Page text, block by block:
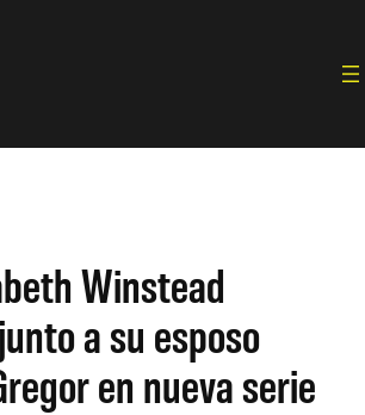
Winstead
a su esposo
en nueva serie